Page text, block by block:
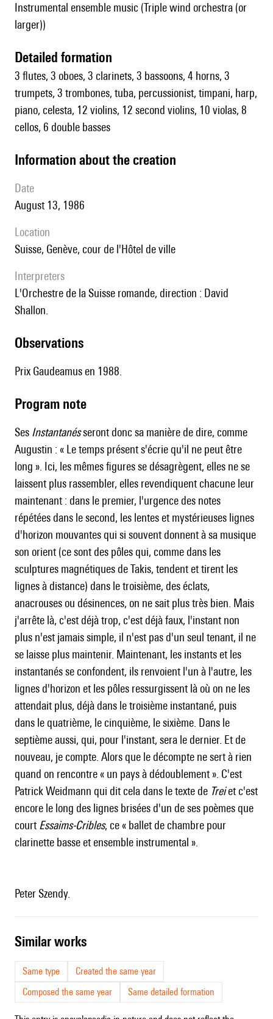
Instrumental ensemble music (Triple wind orchestra (or
larger))
detailed formation
3 flutes, 3 oboes, 3 clarinets, 3 bassoons, 4 horns, 3
trumpets, 3 trombones, tuba, percussionist, timpani, harp,
piano, celesta, 12 violins, 12 second violins, 10 violas, 8
cellos, 6 double basses
information about the creation
date
August 13, 1986
location
Suisse, Genève, cour de l'Hôtel de ville
interpreters
l'Orchestre de la Suisse romande, direction : David
Shallon.
observations
Prix Gaudeamus en 1988.
Program note
Ses Instantanésseront donc sa manière de dire, comme
Augustin : « Le temps présent s'écrie qu'il ne peut être
long ». Ici, les mêmes figures se désagrègent, elles ne se
laissent plus rassembler, elles revendiquent chacune leur
maintenant : dans le premier, l'urgence des notes
répétées dans le second, les lentes et mystérieuses lignes
d'horizon mouvantes qui si souvent donnent à sa musique
son orient (ce sont des pôles qui, comme dans les
sculptures magnétiques de Takis, tendent et tirent les
lignes à distance) dans le troisième, des éclats,
anacrouses ou désinences, on ne sait plus très bien. Mais
j'arrête là, c'est déjà trop, c'est déjà faux, l'instant non
plus n'est jamais simple, il n'est pas d'un seul tenant, il ne
se laisse plus maintenir. Maintenant, les instants et les
instantanés se confondent, ils renvoient l'un à l'autre, les
lignes d'horizon et les pôles ressurgissent là où on ne les
attendait plus, déjà dans le troisième instantané, puis
dans le quatrième, le cinquième, le sixième. Dans le
septième aussi, qui, pour l'instant, sera le dernier. Et de
nouveau, je compte. Alors que le décompte ne sert à rien
quand on rencontre « un pays à dédoublement ». C'est
Patrick Weidmann qui dit cela dans le texte de Treiet c'est
encore le long des lignes brisées d'un de ses poèmes que
court Essaims-Cribles, ce « ballet de chambre pour
clarinette basse et ensemble instrumental ».
Peter Szendy.
similar works
Same type
Created the same year
Composed the same year
Same detailed formation